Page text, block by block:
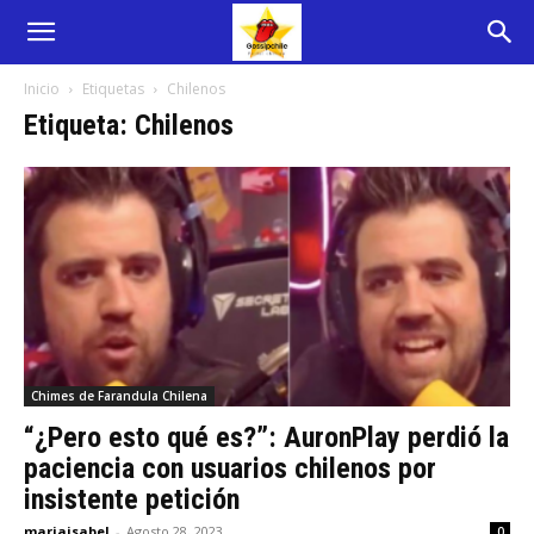
Inicio Etiquetas Chilenos
Etiqueta: Chilenos
Chimes de Farandula Chilena
“¿Pero esto qué es?”: AuronPlay perdió la
paciencia con usuarios chilenos por
insistente petición